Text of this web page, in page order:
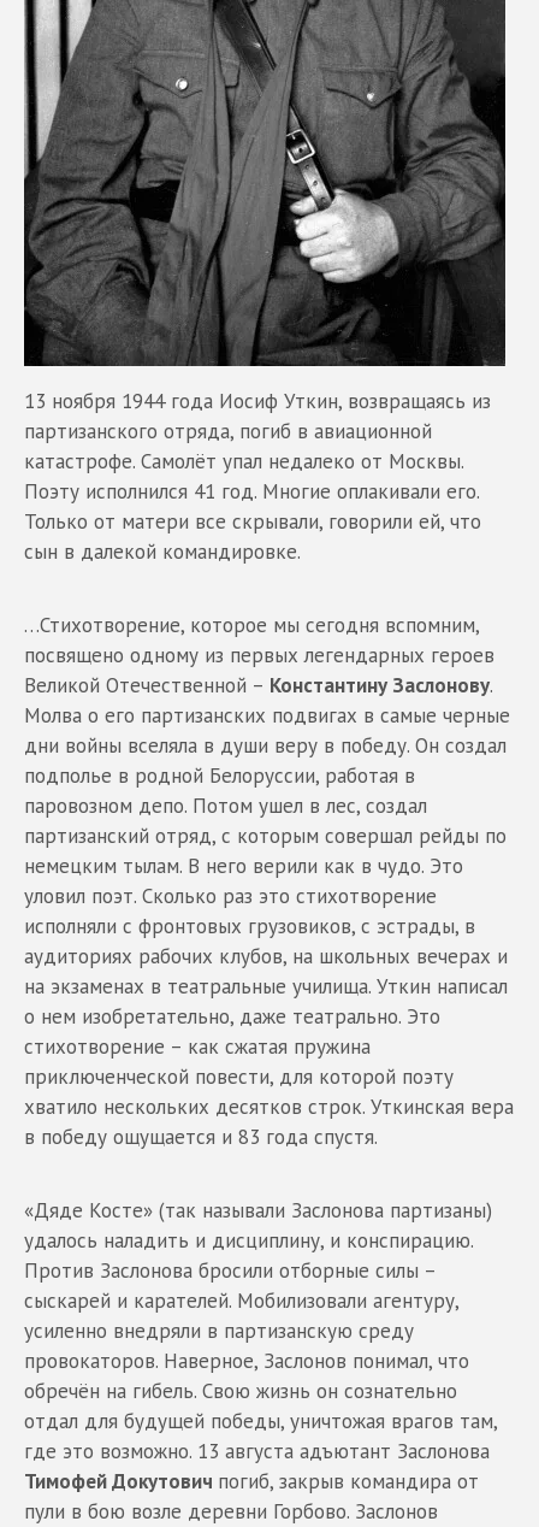
13 ноября 1944 года Иосиф Уткин, возвращаясь из
партизанского отряда, погиб в авиационной
катастрофе. Самолёт упал недалеко от Москвы.
Поэту исполнился 41 год. Многие оплакивали его.
Только от матери все скрывали, говорили ей, что
сын в далекой командировке.
…Стихотворение, которое мы сегодня вспомним,
посвящено одному из первых легендарных героев
Великой Отечественной – Константину Заслонову.
Молва о его партизанских подвигах в самые черные
дни войны вселяла в души веру в победу. Он создал
подполье в родной Белоруссии, работая в
паровозном депо. Потом ушел в лес, создал
партизанский отряд, с которым совершал рейды по
немецким тылам. В него верили как в чудо. Это
уловил поэт. Сколько раз это стихотворение
исполняли с фронтовых грузовиков, с эстрады, в
аудиториях рабочих клубов, на школьных вечерах и
на экзаменах в театральные училища. Уткин написал
о нем изобретательно, даже театрально. Это
стихотворение – как сжатая пружина
приключенческой повести, для которой поэту
хватило нескольких десятков строк. Уткинская вера
в победу ощущается и 83 года спустя.
«Дяде Косте» (так называли Заслонова партизаны)
удалось наладить и дисциплину, и конспирацию.
Против Заслонова бросили отборные силы –
сыскарей и карателей. Мобилизовали агентуру,
усиленно внедряли в партизанскую среду
провокаторов. Наверное, Заслонов понимал, что
обречён на гибель. Свою жизнь он сознательно
отдал для будущей победы, уничтожая врагов там,
где это возможно. 13 августа адъютант Заслонова
Тимофей Докутович погиб, закрыв командира от
пули в бою возле деревни Горбово. Заслонов